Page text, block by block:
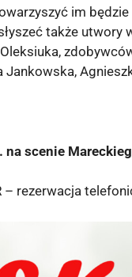
im
także utwory
na scenie
– rezerwacja